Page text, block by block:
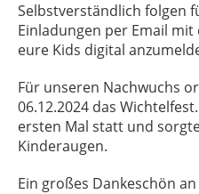
Selbstverständlich folgen
Einladungen per Email
eure Kids digital
Für unseren Nachwuchs
06.12.2024 das
ersten Mal statt und
Kinderaugen.
Ein großes Dankeschön